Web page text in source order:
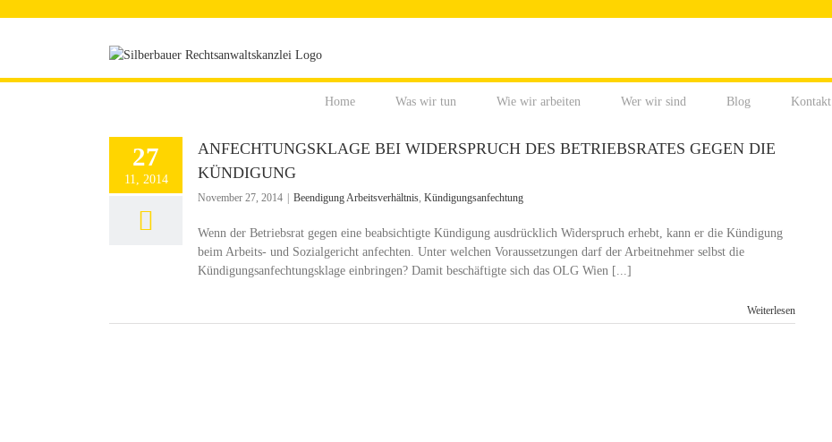
Home Was wir tun Wie wir arbeiten Wer wir sind Blog Kontakt
27
11, 2014
ANFECHTUNGSKLAGE BEI WIDERSPRUCH DES BETRIEBSRATES GEGEN DIE
KÜNDIGUNG
November 27, 2014 Beendigung Arbeitsverhältnis, Kündigungsanfechtung
Wenn der Betriebsrat gegen eine beabsichtigte Kündigung ausdrücklich Widerspruch erhebt, kann er die Kündigung
beim Arbeits- und Sozialgericht anfechten. Unter welchen Voraussetzungen darf der Arbeitnehmer selbst die
Kündigungsanfechtungsklage einbringen? Damit beschäftigte sich das OLG Wien [...]
Weiterlesen